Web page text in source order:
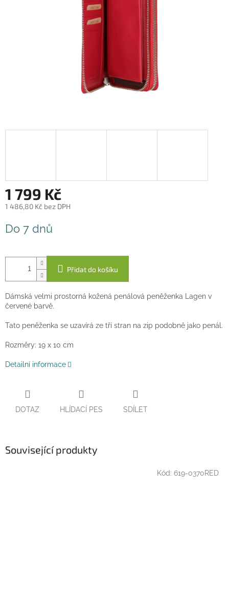
1 799 Kč
1 486,80 Kč bez DPH
cena:
Do 7 dnů
Přidat do košíku
Dámská velmi prostorná kožená penálová peněženka Lagen v
červené barvě.
Tato peněženka se uzavírá ze tří stran na zip podobně jako penál.
Rozměry: 19 x 10 cm
Detailní informace
DOTAZ HLÍDACÍ PES SDÍLET
Související produkty
Kód: 619-0370RED